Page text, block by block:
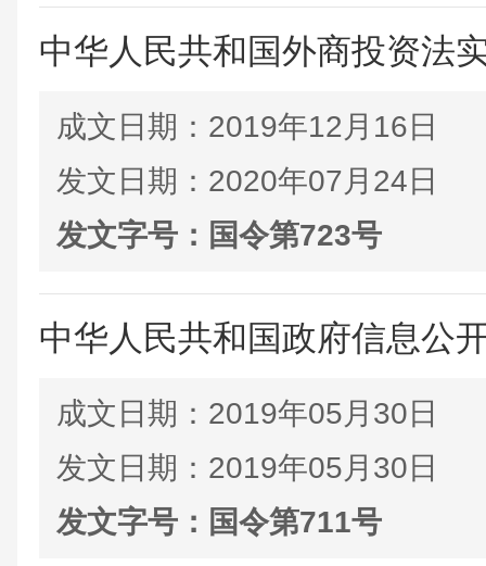
中华人民共和国外商投资法
成文日期： 2019年12月16日
发文日期： 2020年07月24日
发文字号： 国令第723号
中华人民共和国政府信息公
成文日期： 2019年05月30日
发文日期： 2019年05月30日
发文字号： 国令第711号